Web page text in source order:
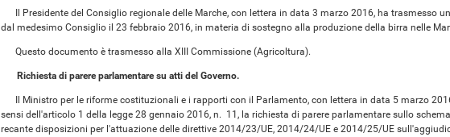
Il Presidente del Consiglio regionale delle Marche, con lettera in data 3 marzo 2016, ha trasmesso
dal medesimo Consiglio il 23 febbraio 2016, in materia di sostegno alla produzione della birra nelle
Questo documento è trasmesso alla XIII Commissione (Agricoltura).
Richiesta di parere parlamentare su atti del Governo.
Il Ministro per le riforme costituzionali e i rapporti con il Parlamento, con lettera in data 5 marzo
sensi dell'articolo 1 della legge 28 gennaio 2016, n. 11, la richiesta di parere parlamentare sullo
recante disposizioni per l'attuazione delle direttive 2014/23/UE, 2014/24/UE e 2014/25/UE